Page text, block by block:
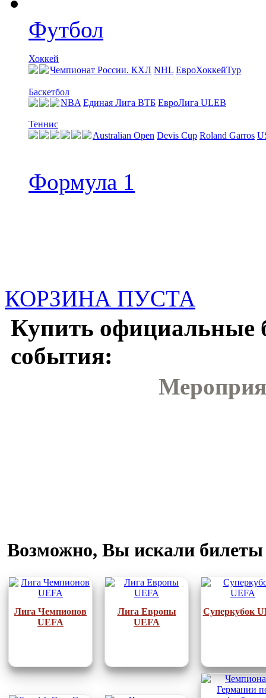
Футбол
Хоккей
Чемпионат России. КХЛ NHL ЕвроХоккейТур
Баскетбол
NBA Единая Лига ВТБ EвроЛига ULEB
Теннис
Australian Open Devis Cup Roland Garros
Формула 1
КОРЗИНА ПУСТА
Купить официальные
события:
Возможно, Вы искали билеты
Лига Чемпионов
UEFA
Лига Европы
UEFA
Суперкубок